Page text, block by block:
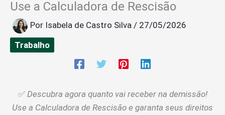
Use a Calculadora de Rescisão
Por Isabela de Castro Silva / 27/05/2026
Trabalho
✅ Descubra agora quanto vai receber na demissão!
Use a Calculadora de Rescisão e garanta seus direitos